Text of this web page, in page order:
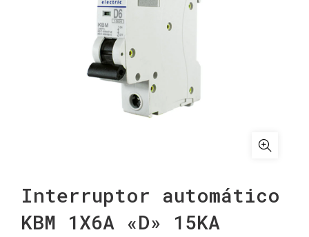
Interruptor automático
KBM 1X6A «D» 15KA